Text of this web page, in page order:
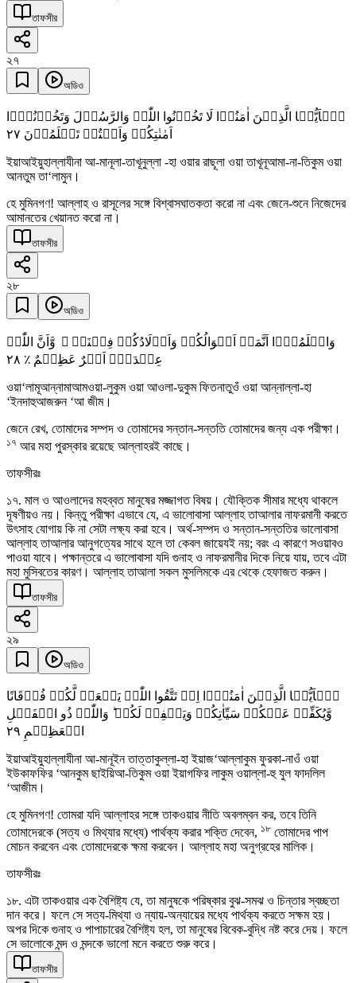
তাফসীর
২৭
অডিও
یٰۤاَیُّہَا الَّذِیۡنَ اٰمَنُوۡا لَا تَخُوۡنُوا اللّٰہَ وَالرَّسُوۡلَ وَتَخُوۡنُوۡۤا
اَمٰنٰتِکُمۡ وَاَنۡتُمۡ تَعۡلَمُوۡنَ ٢٧
ইয়াআইয়ুহাল্লাযীনা আ-মানূলা-তাখূনুল্লা -হা ওয়ার রাছূলা ওয়া তাখূনূআমা-না-তিকুম ওয়া
আনতুম তা‘লামুন।
হে মুমিনগণ! আল্লাহ ও রাসূলের সঙ্গে বিশ্বাসঘাতকতা করো না এবং জেনে-শুনে নিজেদের
আমানতের খেয়ানত করো না।
তাফসীর
২৮
অডিও
وَاعۡلَمُوۡۤا اَنَّمَاۤ اَمۡوَالُکُمۡ وَاَوۡلَادُکُمۡ فِتۡنَۃٌ ۙ وَّاَنَّ اللّٰہَ
عِنۡدَہٗۤ اَجۡرٌ عَظِیۡمٌ ٪ ٢٨
ওয়া‘লামূআন্নামাআমওয়া-লুকুম ওয়া আওলা-দুকুম ফিতনাতুওঁ ওয়া আন্নাল্লা-হা
‘ইনদাহুআজরুন ‘আ জীম।
জেনে রেখ, তোমাদের সম্পদ ও তোমাদের সন্তান-সন্ততি তোমাদের জন্য এক পরীক্ষা।
১৭ আর মহা পুরস্কার রয়েছে আল্লাহরই কাছে।
তাফসীরঃ
১৭. মাল ও আওলাদের মহব্বত মানুষের মজ্জাগত বিষয়। যৌক্তিক সীমার মধ্যে থাকলে
দূষণীয়ও নয়। কিন্তু পরীক্ষা এভাবে যে, এ ভালোবাসা আল্লাহ তাআলার নাফরমানী করতে
উৎসাহ যোগায় কি না সেটা লক্ষ্য করা হবে। অর্থ-সম্পদ ও সন্তান-সন্ততির ভালোবাসা
আল্লাহ তাআলার আনুগত্যের সাথে হলে তা কেবল জায়েযই নয়; বরং এ কারণে সওয়াবও
পাওয়া যাবে। পক্ষান্তরে এ ভালোবাসা যদি গুনাহ ও নাফরমানীর দিকে নিয়ে যায়, তবে এটা
মহা মুসিবতের কারণ। আল্লাহ তাআলা সকল মুসলিমকে এর থেকে হেফাজত করুন।
তাফসীর
২৯
অডিও
یٰۤاَیُّہَا الَّذِیۡنَ اٰمَنُوۡۤا اِنۡ تَتَّقُوا اللّٰہَ یَجۡعَلۡ لَّکُمۡ فُرۡقَانًا
وَّیُکَفِّرۡ عَنۡکُمۡ سَیِّاٰتِکُمۡ وَیَغۡفِرۡ لَکُمۡ ؕ وَاللّٰہُ ذُو الۡفَضۡلِ
الۡعَظِیۡمِ ٢٩
ইয়াআইয়ুহাল্লাযীনা আ-মানূইন তাত্তাকুল্লা-হা ইয়াজ‘আল্লাকুম ফুরকা-নাওঁ ওয়া
ইউকাফফির ‘আনকুম ছাইয়িআ-তিকুম ওয়া ইয়াগফির লাকুম ওয়াল্লা-হু যুল ফাদলিল
‘আজীম।
হে মুমিনগণ! তোমরা যদি আল্লাহর সঙ্গে তাকওয়ার নীতি অবলম্বন কর, তবে তিনি
তোমাদেরকে (সত্য ও মিথ্যার মধ্যে) পার্থক্য করার শক্তি দেবেন, ১৮ তোমাদের পাপ
মোচন করবেন এবং তোমাদেরকে ক্ষমা করবেন। আল্লাহ মহা অনুগ্রহের মালিক।
তাফসীরঃ
১৮. এটা তাকওয়ার এক বৈশিষ্ট্য যে, তা মানুষকে পরিষ্কার বুঝ-সমঝ ও চিন্তার স্বচ্ছতা
দান করে। ফলে সে সত্য-মিথ্যা ও ন্যায়-অন্যায়ের মধ্যে পার্থক্য করতে সক্ষম হয়।
অপর দিকে গুনাহ ও পাপাচারের বৈশিষ্ট্য হল, তা মানুষের বিবেক-বুদ্ধি নষ্ট করে দেয়। ফলে
সে ভালোকে মন্দ ও মন্দকে ভালো মনে করতে শুরু করে।
তাফসীর